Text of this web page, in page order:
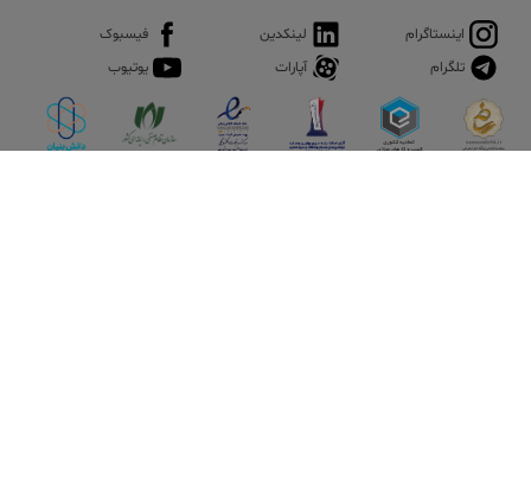
اینستاگرام لینکدین
فیسبوک
تلگرام
آپارات یوتیوب